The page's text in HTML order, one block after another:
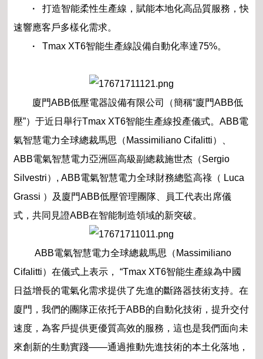
·打造智能柔性生產線，賦能本地化高品質服務，快
速響應客戶多樣化需求。
·Tmax XT6智能生產線設備自動化率達75%。
廈門ABB低壓電器設備有限公司（簡稱“廈門ABB低
壓”）于近日舉行Tmax XT6智能生產線投產儀式。ABB電
氣智慧電力全球總裁馬思（Massimiliano Cifalitti）、
ABB電氣智慧電力亞洲區高級副總裁施世杰（Sergio
Silvestri）, ABB電氣智慧電力全球財務總監高祿（ Luca
Grassi ）及廈門ABB低壓管理團隊、員工代表出席儀
式，共同見證ABB在智能制造領域的新突破。
ABB電氣智慧電力全球總裁馬思（Massimiliano
Cifalitti）在儀式上表示， “Tmax XT6智能生產線為中國
日益增長的電氣化需求提供了先進的斷路器技術支持。在
廈門，我們的團隊正依托于ABB的自動化技術，提升交付
速度，為客戶提供更優質高效的服務，這也是我們面向未
來創新的生動實踐——通過推動先進技術的本土化落地，